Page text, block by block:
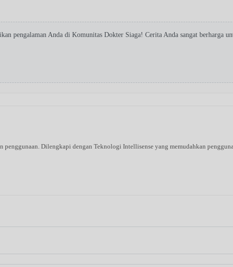
pengalaman Anda di Komunitas Dokter Siaga! Cerita Anda sangat berharga
penggunaan. Dilengkapi dengan Teknologi Intellisense yang memudahkan